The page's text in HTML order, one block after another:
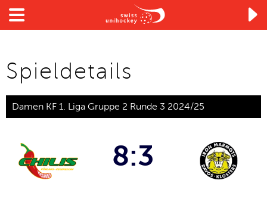

Spieldetails
Damen KF 1. Liga Gruppe 2 Runde 3 2024/25
8:3